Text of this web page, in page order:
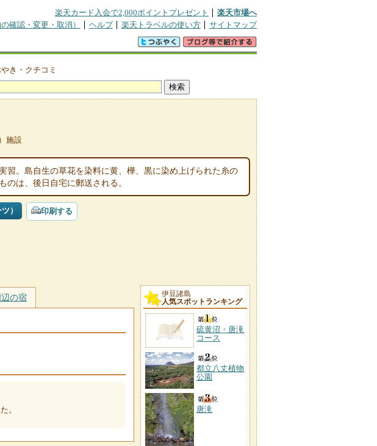
楽天カード入会で2,000ポイントプレゼント
楽天市場へ
確認・変更・取消） ヘルプ 楽天トラベルの使い方 サイトマップ
き・クチコミ
施設
習。島自生の草花を染料に黄、樺、黒に染め上げられた糸の
のは、後日自宅に郵送される。
） 印刷する
の宿
。
伊豆諸島
人気スポットランキング
硫黄沼・唐滝
コース
都立八丈植物
公園
唐滝